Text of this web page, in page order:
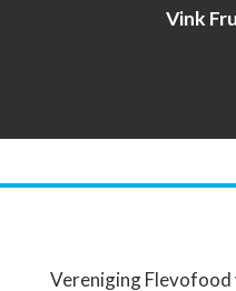
Vink
Vereniging